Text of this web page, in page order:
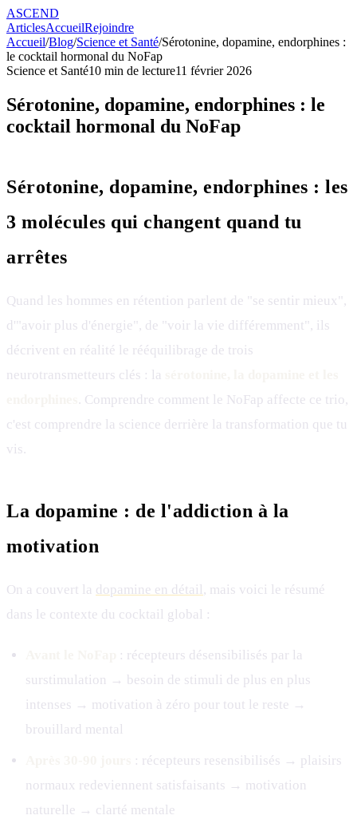
ASCEND
ArticlesAccueilRejoindre
Accueil/Blog/Science et Santé/Sérotonine, dopamine, endorphines :
le cocktail hormonal du NoFap
Science et Santé10 min de lecture11 février 2026
Sérotonine, dopamine, endorphines : le
cocktail hormonal du NoFap
Sérotonine, dopamine, endorphines : les
3 molécules qui changent quand tu
arrêtes
Quand les hommes en rétention parlent de "se sentir mieux",
d'"avoir plus d'énergie", de "voir la vie différemment", ils
décrivent en réalité le rééquilibrage de trois
neurotransmetteurs clés : la
. Comprendre comment le NoFap affecte ce trio,
c'est comprendre la science derrière la transformation que tu
vis.
La dopamine : de l'addiction à la
motivation
On a couvert la dopamine en détail, mais voici le résumé
dans le contexte du cocktail global :
: récepteurs désensibilisés par la
surstimulation → besoin de stimuli de plus en plus
intenses → motivation à zéro pour tout le reste →
brouillard mental
: récepteurs resensibilisés → plaisirs
normaux redeviennent satisfaisants → motivation
naturelle → clarté mentale